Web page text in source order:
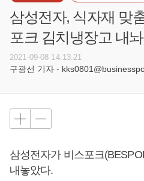
삼성전자, 식자재 맞
포크 김치냉장고 내놔
2021-09-08 14:13:21
구광선 기자 -
삼성전자가 비스포크
내놓았다.